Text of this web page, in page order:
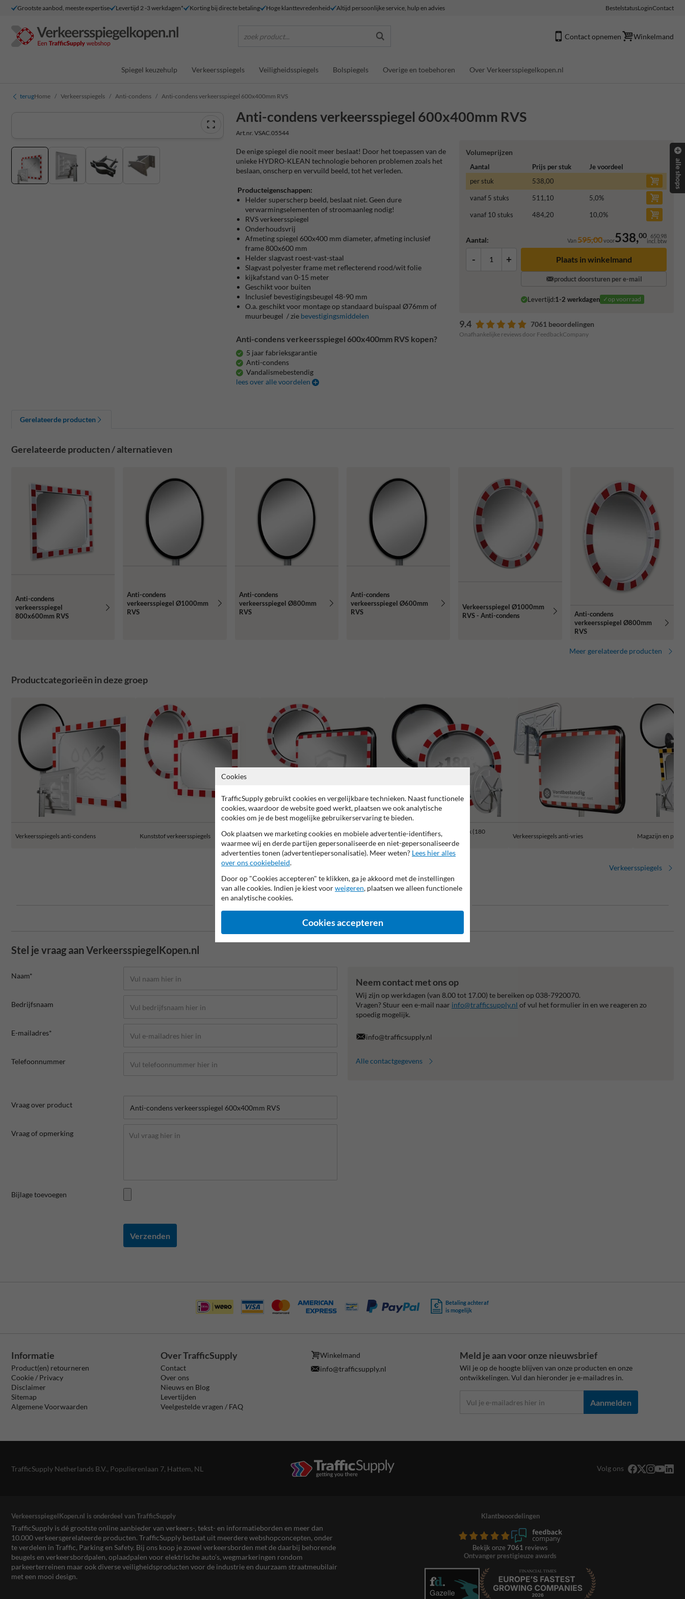
Grootste aanbod, meeste expertise Levertijd 2 -3 werkdagen* Korting bij directe betaling Hoge klanttevredenheid Altijd persoonlijke service, hulp en advies BestelstatusLoginContact
zoek product... Contact opnemen Winkelmand
Spiegel keuzehulp Verkeersspiegels Veiligheidsspiegels Bolspiegels Overige en toebehoren Over Verkeersspiegelkopen.nl
terugHome Verkeersspiegels Anti-condens Anti-condens verkeersspiegel 600x400mm RVS
Anti-condens verkeersspiegel 600x400mm RVS
Art.nr. VSAC.05544
Volumeprijzen
Aantal Prijs per stuk
Je voordeel
per stuk
538,00
vanaf 5 stuks 511,10 5,0%
vanaf 10 stuks 484,20 10,0%
Aantal: Van595,00voor538,00 650,98
incl. btw
- + Plaats in winkelmand
product doorsturen per e-mail
Levertijd:1-2 werkdagen ✓op voorraad
9.4 7061 beoordelingen
Onafhankelijke reviews door FeedbackCompany
De enige spiegel die nooit meer beslaat! Door het toepassen van de
unieke HYDRO-KLEAN technologie behoren problemen zoals het
beslaan, onscherp en vervuild beeld, tot het verleden.
Producteigenschappen:
Helder superscherp beeld, beslaat niet. Geen dure
verwarmingselementen of stroomaanleg nodig!
RVS verkeersspiegel
Onderhoudsvrij
Afmeting spiegel 600x400 mm diameter, afmeting inclusief
frame 800x600 mm
Helder slagvast roest-vast-staal
Slagvast polyester frame met reflecterend rood/wit folie
kijkafstand van 0-15 meter
Geschikt voor buiten
Inclusief bevestigingsbeugel 48-90 mm
O.a. geschikt voor montage op standaard buispaal Ø76mm of
muurbeugel / zie bevestigingsmiddelen
Anti-condens verkeersspiegel 600x400mm RVS kopen?
5 jaar fabrieksgarantie
Anti-condens
Vandalismebestendig
lees over alle voordelen
Gerelateerde producten
Gerelateerde producten / alternatieven
Anti-condens
verkeersspiegel
800x600mm RVS
Anti-condens
verkeersspiegel Ø1000mm
RVS
Anti-condens
verkeersspiegel Ø800mm
RVS
Anti-condens
verkeersspiegel Ø600mm
RVS
Verkeersspiegel Ø1000mm
RVS - Anti-condens
Anti-condens
verkeersspiegel Ø800mm
RVS
Meer gerelateerde producten
Productcategorieën in deze groep
Verkeersspiegels anti-condens Kunststof verkeersspiegels Verkeersspiegels RVS
Verkeersspiegels grote kijkhoek (180
graden)
Verkeersspiegels anti-vries Magazijn en
Verkeersspiegels
Stel je vraag aan VerkeersspiegelKopen.nl
Naam*
Bedrijfsnaam
E-mailadres*
Telefoonnummer
Vraag over product
Vraag of opmerking
Bijlage toevoegen
Verzenden
Neem contact met ons op
Wij zijn op werkdagen (van 8.00 tot 17.00) te bereiken op 038-7920070.
Vragen? Stuur een e-mail naar info@trafficsupply.nl of vul het formulier in en we reageren zo
spoedig mogelijk.
info@trafficsupply.nl
Alle contactgegevens
Betaling achteraf
is mogelijk
Informatie
Product(en) retourneren
Cookie / Privacy
Disclaimer
Sitemap
Algemene Voorwaarden
Over TrafficSupply
Contact
Over ons
Nieuws en Blog
Levertijden
Veelgestelde vragen / FAQ
Winkelmand
info@trafficsupply.nl
Meld je aan voor onze nieuwsbrief
Wil je op de hoogte blijven van onze producten en onze
ontwikkelingen. Vul dan hieronder je e-mailadres in.
Aanmelden
TrafficSupply Netherlands B.V., Populierenlaan 7, Hattem, NL Volg ons
VerkeersspiegelKopen.nl is onderdeel van TrafficSupply
TrafficSupply is dé grootste online aanbieder van verkeers-, tekst- en informatieborden en meer dan
10.000 verkeersgerelateerde producten. TrafficSupply bestaat uit meerdere webshopconcepten, onder
te verdelen in Traffic, Parking en Safety. Bij ons koop je zowel verkeersborden met de daarbij behorende
beugels en verkeersbordpalen, oplaadpalen voor elektrische auto’s, wegmarkeringen rondom
parkeerterreinen maar ook diverse veiligheidsproducten voor de industrie en duurzaam straatmeubilair
met een mooi design.
Klantbeoordelingen
Bekijk onze 7061 reviews
Ontvanger prestigieuze awards
alle shops
Cookies
TrafficSupply gebruikt cookies en vergelijkbare technieken. Naast functionele
cookies, waardoor de website goed werkt, plaatsen we ook analytische
cookies om je de best mogelijke gebruikerservaring te bieden.
Ook plaatsen we marketing cookies en mobiele advertentie-identifiers,
waarmee wij en derde partijen gepersonaliseerde en niet-gepersonaliseerde
advertenties tonen (advertentiepersonalisatie). Meer weten? Lees hier alles
over ons cookiebeleid.
Door op "Cookies accepteren" te klikken, ga je akkoord met de instellingen
van alle cookies. Indien je kiest voorweigeren, plaatsen we alleen functionele
en analytische cookies.
Cookies accepteren